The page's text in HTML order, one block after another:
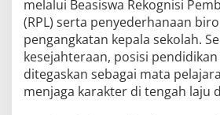
melalui Beasiswa Rekognisi
(RPL) serta penyederhanaan
pengangkatan kepala sekolah.
kesejahteraan, posisi
ditegaskan sebagai mata
menjaga karakter di tengah laju